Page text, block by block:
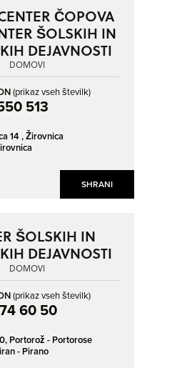
SHRANI
ČOPOVA
ŠOLSKIH IN
DEJAVNOSTI
DOMOVI
(prikaz vseh številk)
513
14 ,Žirovnica
ŠOLSKIH IN
DEJAVNOSTI
DOMOVI
(prikaz vseh številk)
60 50
Portorož - Portorose
- Pirano